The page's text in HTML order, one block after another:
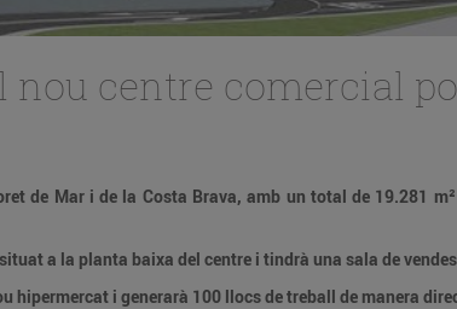
nou centre comercial
de Mar i de la Costa Brava, amb un total de 19.281
a la planta baixa del centre i tindrà una sala de
hipermercat i generarà 100 llocs de treball de manera